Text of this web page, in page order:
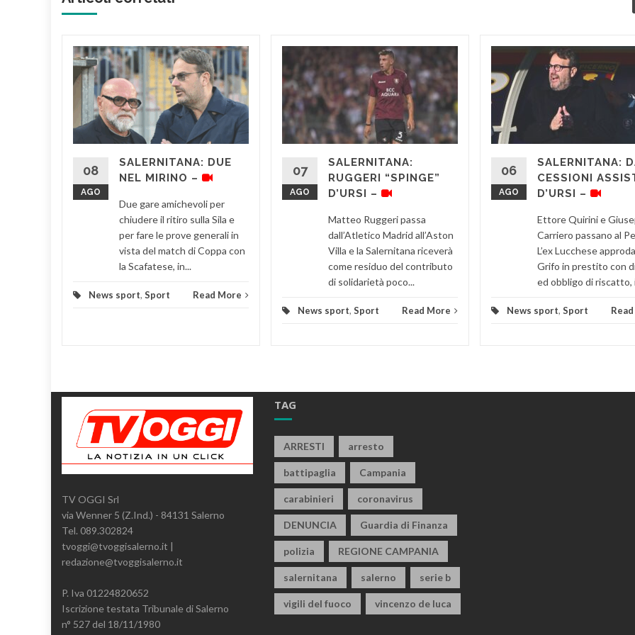
08
AGO
SALERNITANA: DUE
NEL MIRINO –
Due gare amichevoli per
chiudere il ritiro sulla Sila e
per fare le prove generali in
vista del match di Coppa con
la Scafatese, in...
News sport, Sport Read More
07
AGO
SALERNITANA:
RUGGERI “SPINGE”
D’URSI –
Matteo Ruggeri passa
dall’Atletico Madrid all’Aston
Villa e la Salernitana riceverà
come residuo del contributo
di solidarietà poco...
News sport, Sport Read More
06
AGO
SALERNITANA:
CESSIONI
D’URSI –
Ettore Quirini e
Carriero passano al
L’ex Lucchese
Grifo in prestito con
ed obbligo di riscatto,
News sport, Sport
TV OGGI Srl
via Wenner 5 (Z.Ind.) - 84131 Salerno
Tel. 089.302824
tvoggi@tvoggisalerno.it |
redazione@tvoggisalerno.it
P. Iva 01224820652
Iscrizione testata Tribunale di Salerno
n° 527 del 18/11/1980
TAG
ARRESTI arresto
battipaglia Campania
carabinieri coronavirus
DENUNCIA Guardia di Finanza
polizia REGIONE CAMPANIA
salernitana salerno serie b
vigili del fuoco vincenzo de luca